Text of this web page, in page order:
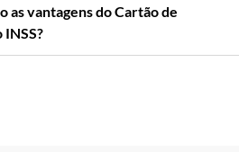
as vantagens do Cartão de